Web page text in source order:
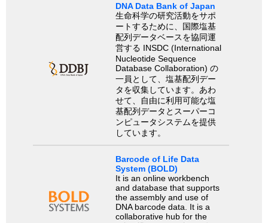
DNA Data Bank of Japan
生命科学の研究活動をサポ
ートするために、国際塩基
配列データベースを協同運
営する INSDC (International
Nucleotide Sequence
Database Collaboration) の
一員として、塩基配列デー
タを収集しています。あわ
せて、自由に利用可能な塩
基配列データとスーパーコ
ンピュータシステムを提供
しています。
Barcode of Life Data
System (BOLD)
It is an online workbench
and database that supports
the assembly and use of
DNA barcode data. It is a
collaborative hub for the